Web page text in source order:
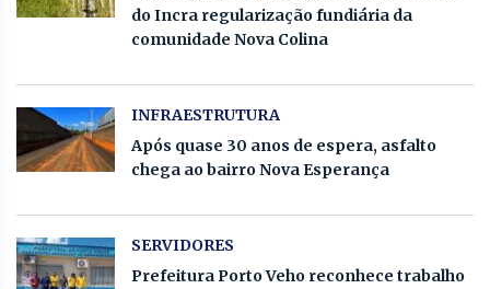
do Incra regularização fundiária da
comunidade Nova Colina
INFRAESTRUTURA
Após quase 30 anos de espera, asfalto
chega ao bairro Nova Esperança
SERVIDORES
Prefeitura Porto Veho reconhece trabalho